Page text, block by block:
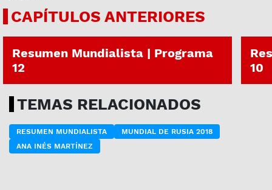
CAPÍTULOS ANTERIORES
26-06-2018
Resumen Mundialista | Programa
12
10
TEMAS RELACIONADOS
RESUMEN MUNDIALISTA
MUNDIAL DE RUSIA 2018
ANA INÉS MARTÍNEZ